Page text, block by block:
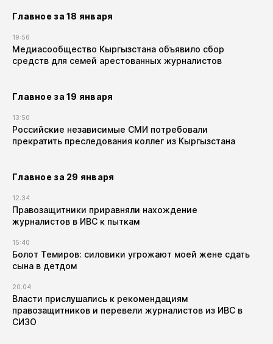
Главное за 18 января
19:56
Медиасообщество Кыргызстана объявило сбор
средств для семей арестованных журналистов
Главное за 19 января
13:50
Российские независимые СМИ потребовали
прекратить преследования коллег из Кыргызстана
Главное за 29 января
12:34
Правозащитники приравняли нахождение
журналистов в ИВС к пыткам
15:40
Болот Темиров: силовики угрожают моей жене сдать
сына в детдом
20:04
Власти прислушались к рекомендациям
правозащитников и перевели журналистов из ИВС в
СИЗО